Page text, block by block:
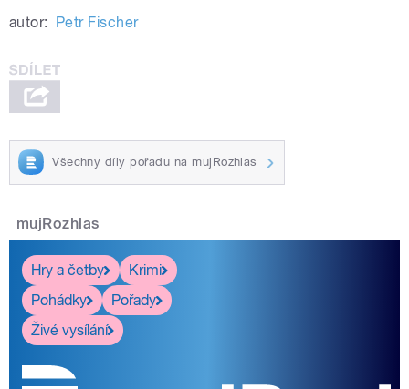
autor: Petr Fischer
Všechny díly pořadu na mujRozhlas
mujRozhlas
Hry a četby
Krimi
Pohádky
Pořady
Živé vysílání